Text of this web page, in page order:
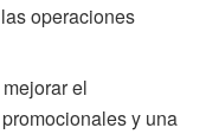
operaciones
el
y una